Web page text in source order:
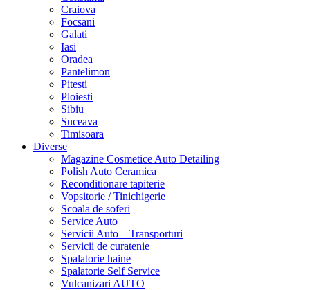
Craiova
Focsani
Galati
Iasi
Oradea
Pantelimon
Pitesti
Ploiesti
Sibiu
Suceava
Timisoara
Diverse
Magazine Cosmetice Auto Detailing
Polish Auto Ceramica
Reconditionare tapiterie
Vopsitorie / Tinichigerie
Scoala de soferi
Service Auto
Servicii Auto – Transporturi
Servicii de curatenie
Spalatorie haine
Spalatorie Self Service
Vulcanizari AUTO